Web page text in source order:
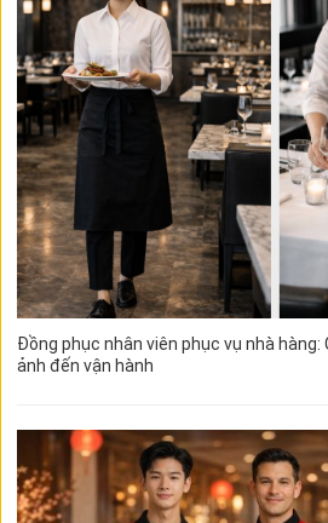
Đồng phục nhân viên phục vụ nhà
ảnh đến vận hành